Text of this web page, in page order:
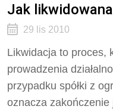
Jak
29 lis 2010
Likwidacja to proces,
prowadzenia
przypadku spółki z
oznacza